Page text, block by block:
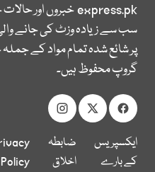
express.pkخبروں اور
سب سے زیادہ وزٹ کی جانے
پر شائع شدہ تمام مواد کے
گروپ محفوظ ہیں۔
ایکسپریس
کے بارے
ضابطہ
اخلاق
Policy